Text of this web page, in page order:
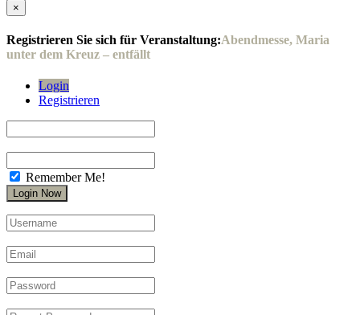
×
Registrieren Sie sich für Veranstaltung:Abendmesse, Maria
unter dem Kreuz – entfällt
Login
Registrieren
Remember Me!